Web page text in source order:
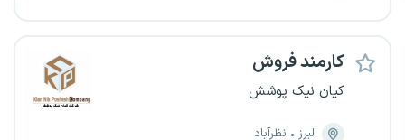
کارمند فروش
کیان نیک پوشش
البرز
نظرآباد